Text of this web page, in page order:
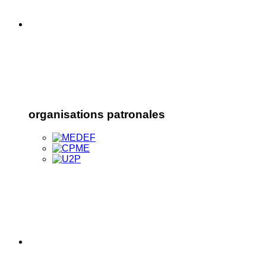
organisations patronales